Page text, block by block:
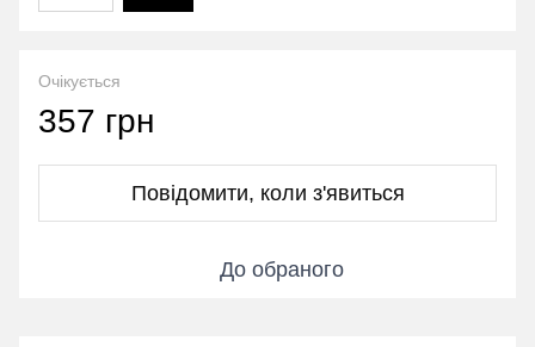
Очікується
357 грн
Повідомити, коли з'явиться
До обраного